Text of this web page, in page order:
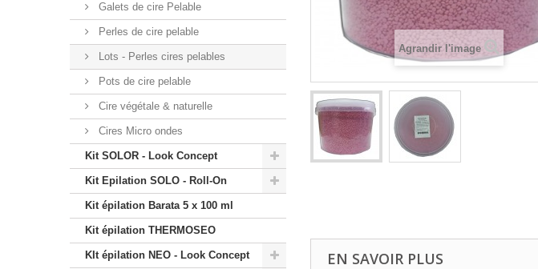
Galets de cire Pelable
Perles de cire pelable
Lots - Perles cires pelables
Pots de cire pelable
Cire végétale & naturelle
Cires Micro ondes
Kit SOLOR - Look Concept
Kit Epilation SOLO - Roll-On
Kit épilation Barata 5 x 100 ml
Kit épilation THERMOSEO
KIt épilation NEO - Look Concept
Agrandir l'image
EN SAVOIR PLUS